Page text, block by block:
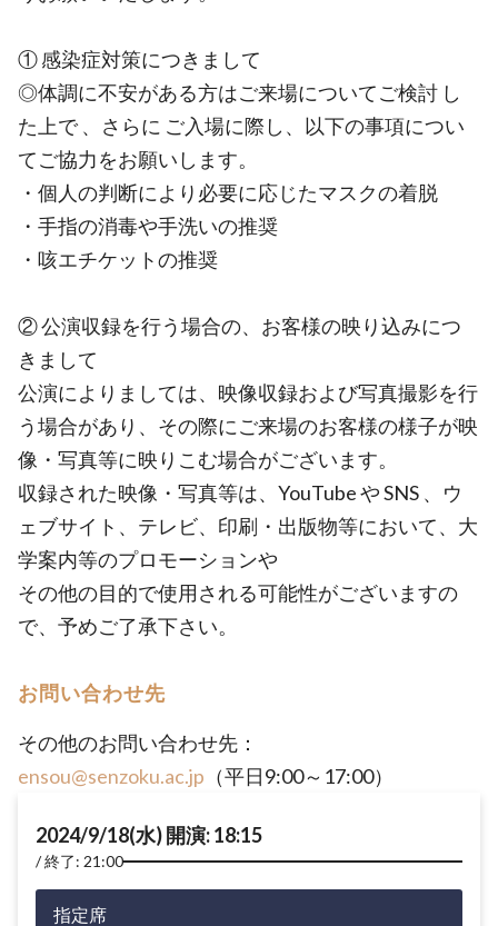
① 感染症対策につきまして
◎体調に不安がある方はご来場についてご検討 し
た上で 、さらに ご入場に際し、以下の事項につい
てご協力をお願いします。
・個人の判断により必要に応じたマスクの着脱
・手指の消毒や手洗いの推奨
・咳エチケットの推奨
② 公演収録を行う場合の、お客様の映り込みにつ
きまして
公演によりましては、映像収録および写真撮影を行
う場合があり、その際にご来場のお客様の様子が映
像・写真等に映りこむ場合がございます。
収録された映像・写真等は、YouTube や SNS 、ウ
ェブサイト、テレビ、印刷・出版物等において、大
学案内等のプロモーションや
その他の目的で使用される可能性がございますの
で、予めご了承下さい。
お問い合わせ先
その他のお問い合わせ先：
ensou@senzoku.ac.jp （平日9:00～17:00）
2024/9/18(水) 開演: 18:15
終了: 21:00
指定席